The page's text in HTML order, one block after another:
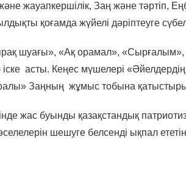
жауапкершілік, Заң және тәртіп,
қоғамда жүйелі дәріптеуге
шуағы», «Ақ орамал», «Сырғалым»,
іске асты. Кеңес мүшелері
Заңның жұмыс тобына
жас буынды қазақстандық
шешуге белсенді ықпал